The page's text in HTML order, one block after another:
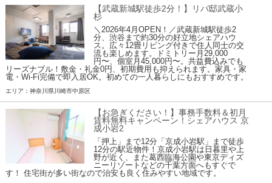
【武蔵新城駅徒歩2分！】リバ邸武蔵小
杉
＼2026年4月OPEN！／武蔵新城駅徒歩2
分、渋谷まで約30分の好立地シェアハウ
ス。広々12畳リビング付きで住人同士の交
流も楽しめます。ドミトリー月29,000
円〜、個室月45,000円〜。共益費込みでも
リーズナブル！敷金・礼金0円、初期費用も抑えられます。家具・家
電・Wi-Fi完備で即入居OK。初めての一人暮らしにもおすすめです。
エリア：神奈川県川崎市中原区
【お急ぎください！】事務手数料＆初月
賃料無料キャンペーン！シェアハウス 京
成小岩2
「押上」まで12分「京成小岩駅」まで徒歩
12分の駅近物件！京成小岩駅は日暮里や上
野が近く、また葛西臨海公園や東京ディズ
ニーリゾートなどの千葉方面へもすぐで
す！ 住宅街が多い街なので治安も良く住みやすい地域です。